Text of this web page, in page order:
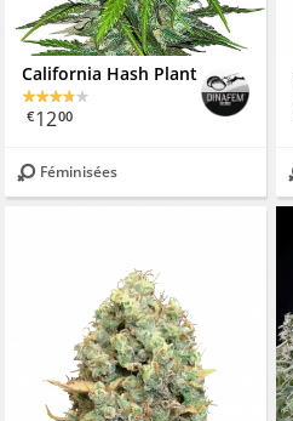
California Hash Plant
€1200
Féminisées